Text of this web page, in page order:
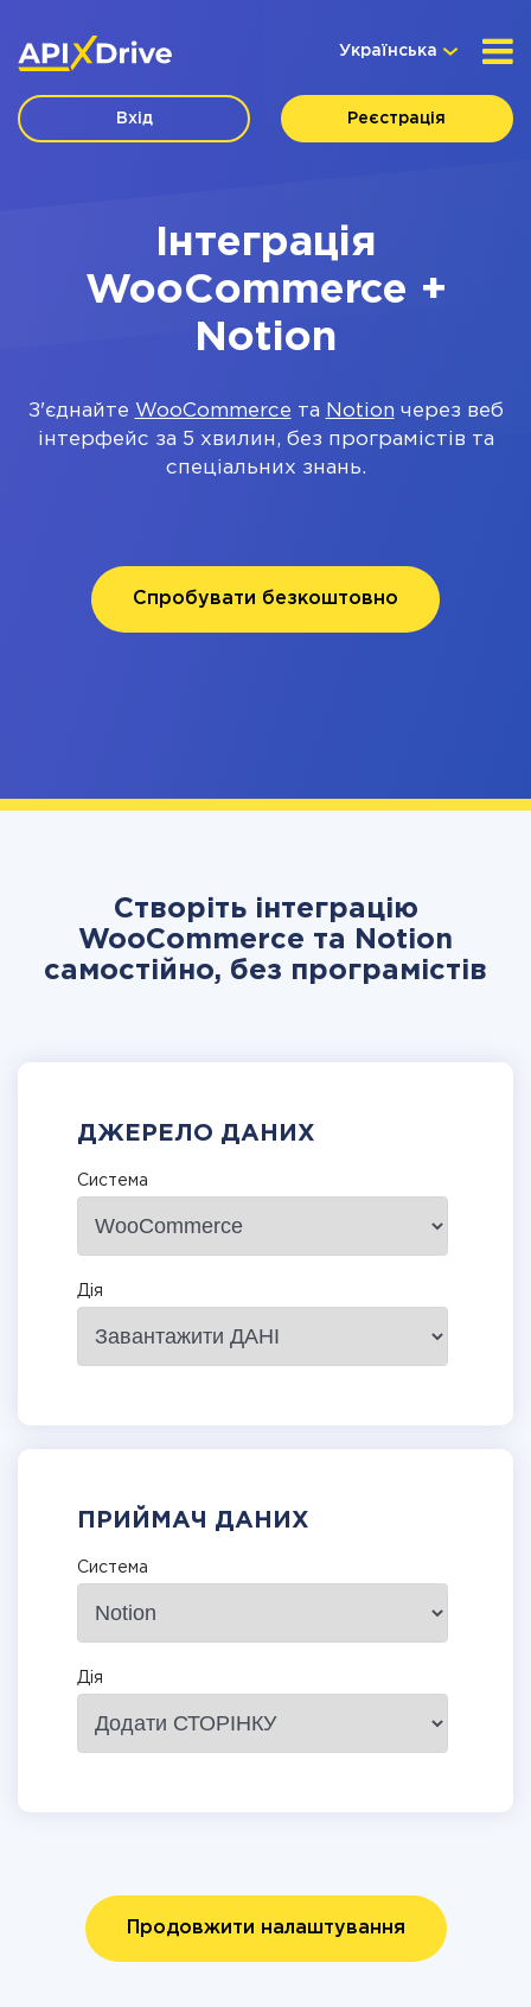
Українська
Вхід Реєстрація
Інтеграція
WooCommerce +
Notion
З'єднайте WooCommerce та Notion через веб
інтерфейс за 5 хвилин, без програмістів та
спеціальних знань.
Спробувати безкоштовно
Створіть інтеграцію
WooCommerce та Notion
самостійно, без програмістів
ДЖЕРЕЛО ДАНИХ
Система
Дія
ПРИЙМАЧ ДАНИХ
Система
Дія
Продовжити налаштування